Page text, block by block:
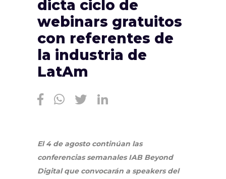
dicta ciclo de
webinars gratuitos
con referentes de
la industria de
LatAm
El 4 de agosto continúan las
conferencias semanales IAB Beyond
Digital que convocarán a speakers del